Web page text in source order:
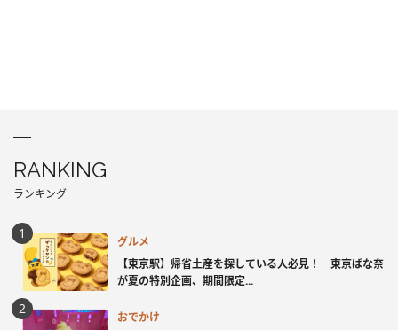
RANKING
ランキング
グルメ
【東京駅】帰省土産を探している人必見！ 東京ばな奈
が夏の特別企画、期間限定...
おでかけ